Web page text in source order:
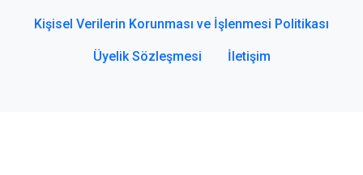
Kişisel Verilerin Korunması ve İşlenmesi Politikası
Üyelik Sözleşmesi İletişim